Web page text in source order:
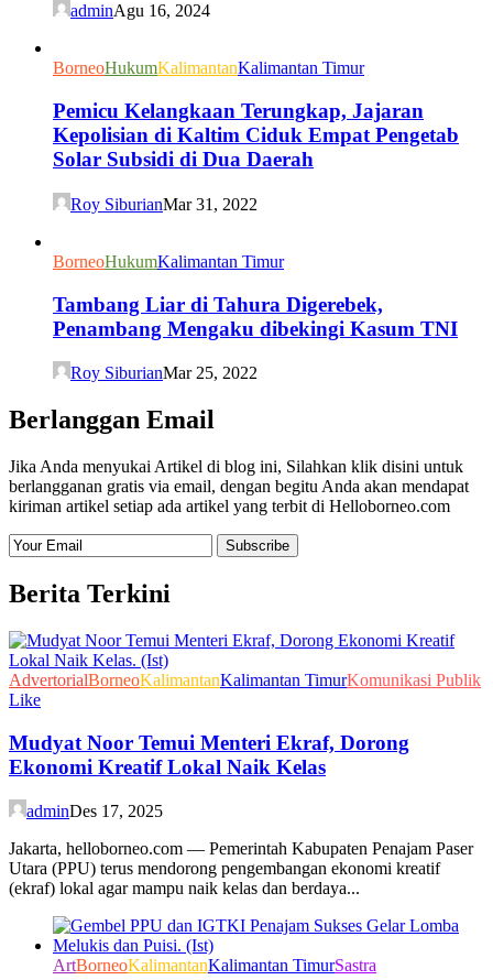
adminAgu 16, 2024
BorneoHukumKalimantanKalimantan Timur
Pemicu Kelangkaan Terungkap, Jajaran
Kepolisian di Kaltim Ciduk Empat Pengetab
Solar Subsidi di Dua Daerah
Roy SiburianMar 31, 2022
BorneoHukumKalimantan Timur
Tambang Liar di Tahura Digerebek,
Penambang Mengaku dibekingi Kasum TNI
Roy SiburianMar 25, 2022
Berlanggan Email
Jika Anda menyukai Artikel di blog ini, Silahkan klik disini untuk
berlangganan gratis via email, dengan begitu Anda akan mendapat
kiriman artikel setiap ada artikel yang terbit di Helloborneo.com
Berita Terkini
AdvertorialBorneoKalimantanKalimantan TimurKomunikasi Publik
Like
Mudyat Noor Temui Menteri Ekraf, Dorong
Ekonomi Kreatif Lokal Naik Kelas
adminDes 17, 2025
Jakarta, helloborneo.com — Pemerintah Kabupaten Penajam Paser
Utara (PPU) terus mendorong pengembangan ekonomi kreatif
(ekraf) lokal agar mampu naik kelas dan berdaya...
ArtBorneoKalimantanKalimantan TimurSastra